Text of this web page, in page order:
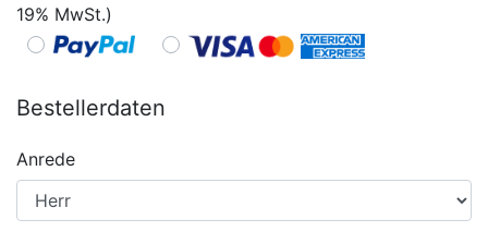
19% MwSt.)
Bestellerdaten
Anrede